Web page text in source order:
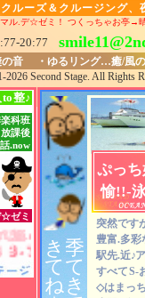
Second Stage. All Rights
20:77
ル.デ☆ゼミ！ つくっちゃお亭→
ルーズ＆クルージング、
音 ・ゆるリング…癒/風
to整♪
科班
課後
.now
☆ゼミ
７１
７１
７１
ぷっ
愉!!-
突然です
豊富.多
駅先.近♪
すべてS-
◇はまっ
き
て
ね
季
て
き